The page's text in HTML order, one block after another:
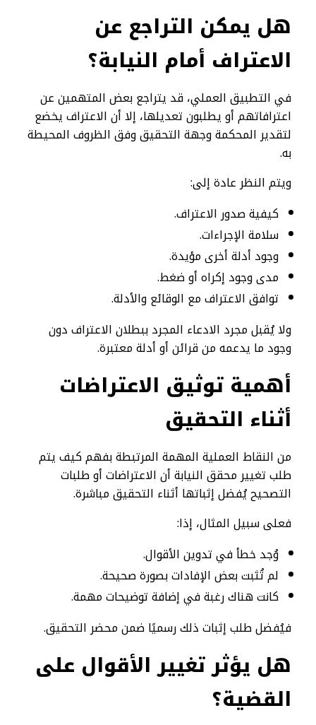
هل يمكن التراجع عن
الاعتراف أمام النيابة؟
في التطبيق العملي، قد يتراجع بعض المتهمين عن
اعترافاتهم أو يطلبون تعديلها، إلا أن الاعتراف يخضع
لتقدير المحكمة وجهة التحقيق وفق الظروف المحيطة
به.
ويتم النظر عادة إلى:
كيفية صدور الاعتراف.
سلامة الإجراءات.
وجود أدلة أخرى مؤيدة.
مدى وجود إكراه أو ضغط.
توافق الاعتراف مع الوقائع والأدلة.
ولا يُقبل مجرد الادعاء المجرد ببطلان الاعتراف دون
وجود ما يدعمه من قرائن أو أدلة معتبرة.
أهمية توثيق الاعتراضات
أثناء التحقيق
من النقاط العملية المهمة المرتبطة بفهم كيف يتم
طلب تغيير محقق النيابة أن الاعتراضات أو طلبات
التصحيح يُفضل إثباتها أثناء التحقيق مباشرة.
فعلى سبيل المثال، إذا:
وُجد خطأ في تدوين الأقوال.
لم تُثبت بعض الإفادات بصورة صحيحة.
كانت هناك رغبة في إضافة توضيحات مهمة.
فيُفضل طلب إثبات ذلك رسميًا ضمن محضر التحقيق.
هل يؤثر تغيير الأقوال على
القضية؟